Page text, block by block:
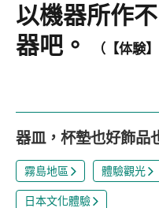
以機器所作
器吧。
（【体験
器皿，杯墊也好飾品
霧島地區 體驗觀光
日本文化體驗